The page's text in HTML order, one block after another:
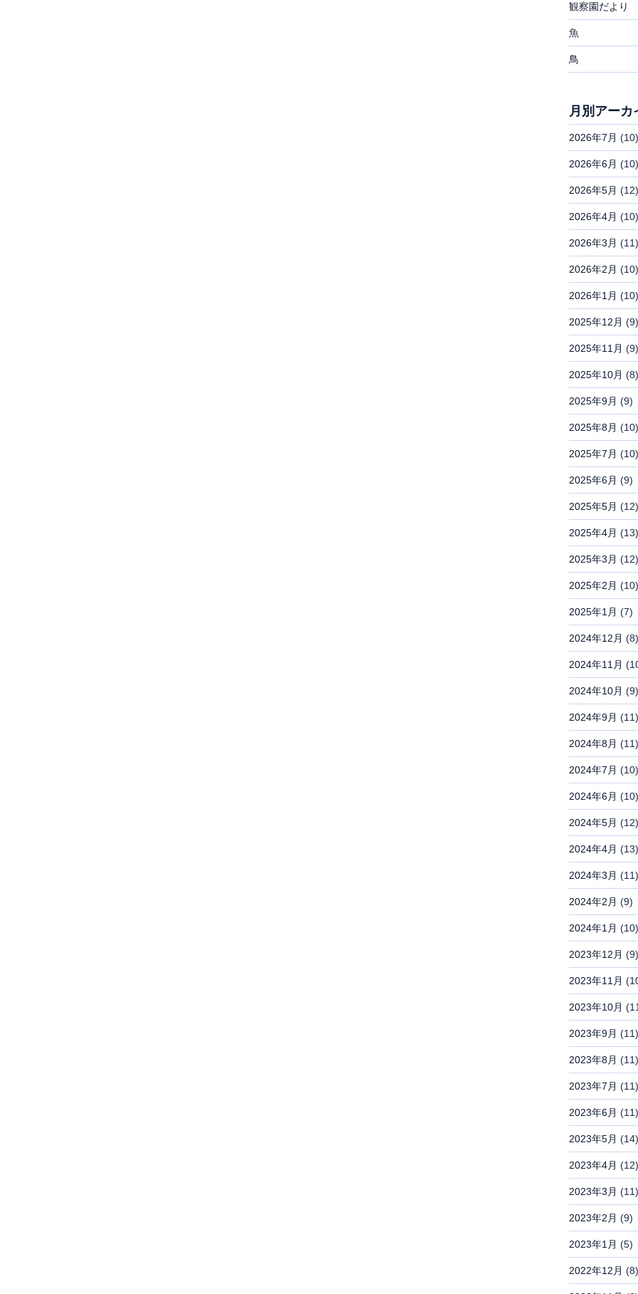
観察園だより
魚
鳥
月別アーカ
2026年7月 (10)
2026年6月 (10)
2026年5月 (12)
2026年4月 (10)
2026年3月 (11)
2026年2月 (10)
2026年1月 (10)
2025年12月 (9)
2025年11月 (9)
2025年10月 (8)
2025年9月 (9)
2025年8月 (10)
2025年7月 (10)
2025年6月 (9)
2025年5月 (12)
2025年4月 (13)
2025年3月 (12)
2025年2月 (10)
2025年1月 (7)
2024年12月 (8)
2024年11月
2024年10月 (9)
2024年9月 (11)
2024年8月 (11)
2024年7月 (10)
2024年6月 (10)
2024年5月 (12)
2024年4月 (13)
2024年3月 (11)
2024年2月 (9)
2024年1月 (10)
2023年12月 (9)
2023年11月
2023年10月
2023年9月 (11)
2023年8月 (11)
2023年7月 (11)
2023年6月 (11)
2023年5月 (14)
2023年4月 (12)
2023年3月 (11)
2023年2月 (9)
2023年1月 (5)
2022年12月 (8)